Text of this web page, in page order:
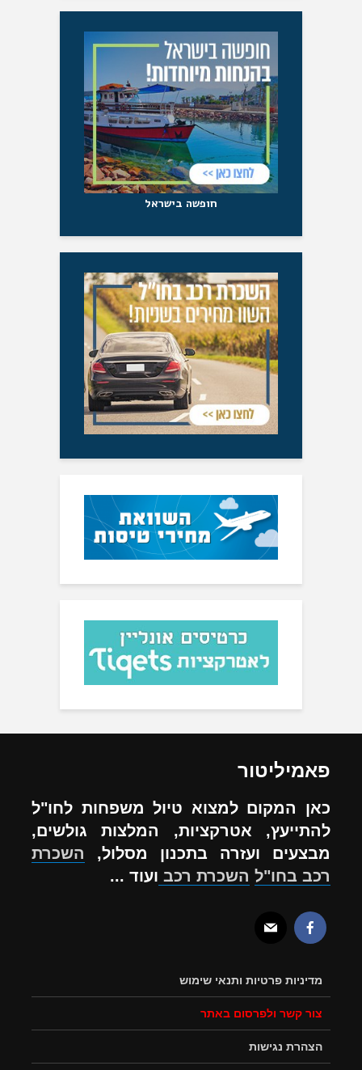
חופשה בישראל
פאמיליטור
כאן המקום למצוא טיול משפחות לחו"ל
להתייעץ, אטרקציות, המלצות גולשים,
מבצעים ועזרה בתכנון מסלול, השכרת
רכב בחו"ל השכרת רכב ועוד ...
מדיניות פרטיות ותנאי שימוש
צור קשר ולפרסום באתר
הצהרת נגישות